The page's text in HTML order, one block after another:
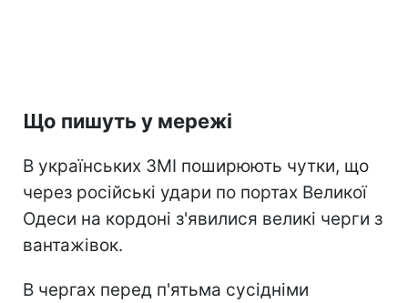
Що пишуть у мережі
В українських ЗМІ поширюють чутки, що
через російські удари по портах Великої
Одеси на кордоні з'явилися великі черги з
вантажівок.
В чергах перед п'ятьма сусідніми